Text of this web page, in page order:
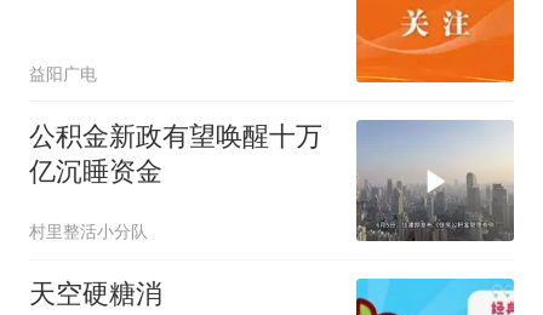
益阳广电
公积金新政有望唤醒十万
亿沉睡资金
村里整活小分队
天空硬糖消